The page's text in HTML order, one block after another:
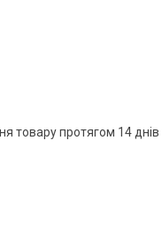
товару протягом 14 днів